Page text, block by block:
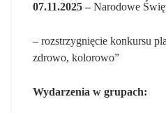
07.11.2025 – Narodowe
– rozstrzygnięcie konkursu
zdrowo, kolorowo”
Wydarzenia w grupach: